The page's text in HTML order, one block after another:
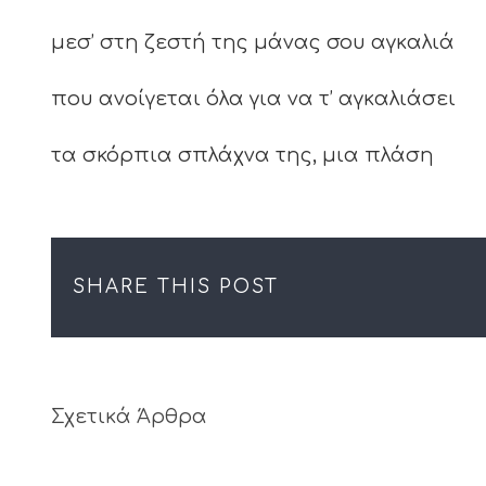
μεσ’ στη ζεστή της μάνας σου αγκαλιά
που ανοίγεται όλα για να τ’ αγκαλιάσει
τα σκόρπια σπλάχνα της, μια πλάση
SHARE THIS POST
Σχετικά Άρθρα